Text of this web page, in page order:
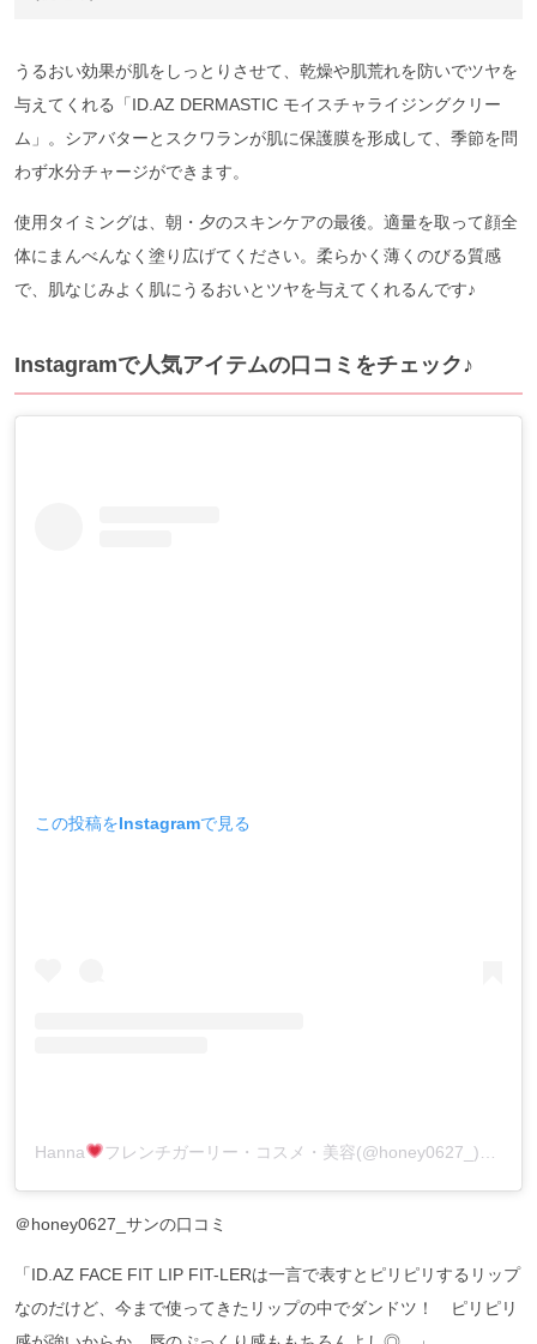
うるおい効果が肌をしっとりさせて、乾燥や肌荒れを防いでツヤを
与えてくれる「ID.AZ DERMASTIC モイスチャライジングクリー
ム」。シアバターとスクワランが肌に保護膜を形成して、季節を問
わず水分チャージができます。
使用タイミングは、朝・夕のスキンケアの最後。適量を取って顔全
体にまんべんなく塗り広げてください。柔らかく薄くのびる質感
で、肌なじみよく肌にうるおいとツヤを与えてくれるんです♪
Instagramで人気アイテムの口コミをチェック♪
この投稿をInstagramで見る
Hanna フレンチガーリー・コスメ・美容(@honey0627_)がシェアした投稿
＠honey0627_サンの口コミ
「ID.AZ FACE FIT LIP FIT-LERは一言で表すとピリピリするリップ
なのだけど、今まで使ってきたリップの中でダンドツ！ ピリピリ